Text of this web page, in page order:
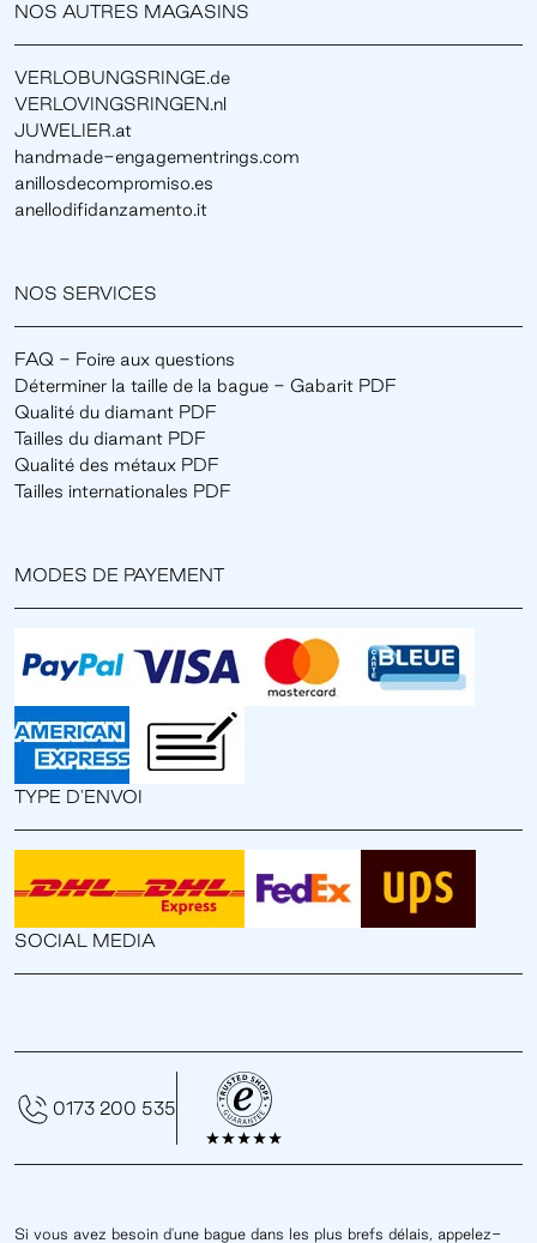
NOS AUTRES MAGASINS
VERLOBUNGSRINGE.de
VERLOVINGSRINGEN.nl
JUWELIER.at
handmade-engagementrings.com
anillosdecompromiso.es
anellodifidanzamento.it
NOS SERVICES
FAQ - Foire aux questions
Déterminer la taille de la bague - Gabarit PDF
Qualité du diamant PDF
Tailles du diamant PDF
Qualité des métaux PDF
Tailles internationales PDF
MODES DE PAYEMENT
TYPE D'ENVOI
SOCIAL MEDIA
Si vous avez besoin d'une bague dans les plus brefs délais, appelez-
0173 200 535